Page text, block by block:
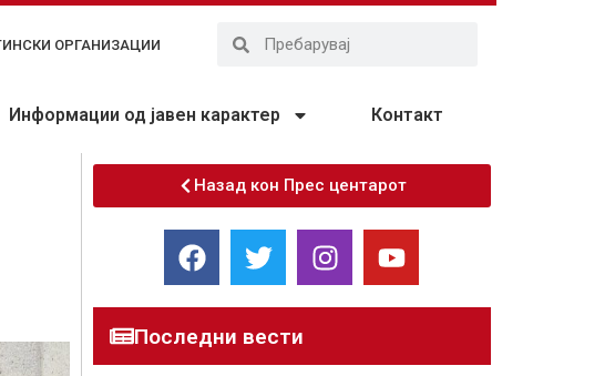
ОРГАНИЗАЦИИ
Информации од јавен карактер Контакт
Назад кон Прес центарот
Последни вести